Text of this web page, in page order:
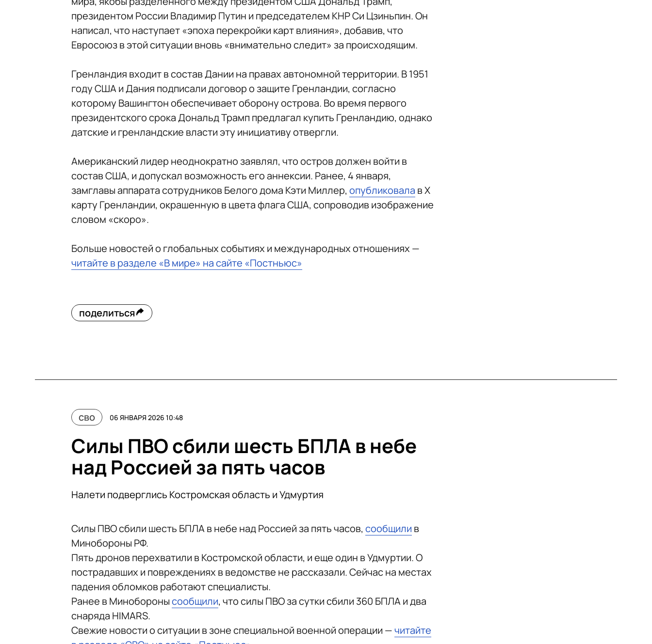
президентом России Владимир Путин и председателем КНР Си Цзиньпин. Он
написал, что наступает «эпоха перекройки карт влияния», добавив, что
Евросоюз в этой ситуации вновь «внимательно следит» за происходящим.
Гренландия входит в состав Дании на правах автономной территории. В 1951
году США и Дания подписали договор о защите Гренландии, согласно
которому Вашингтон обеспечивает оборону острова. Во время первого
президентского срока Дональд Трамп предлагал купить Гренландию, однако
датские и гренландские власти эту инициативу отвергли.
Американский лидер неоднократно заявлял, что остров должен войти в
состав США, и допускал возможность его аннексии. Ранее, 4 января,
замглавы аппарата сотрудников Белого дома Кэти Миллер, опубликовала в X
карту Гренландии, окрашенную в цвета флага США, сопроводив изображение
словом «скоро».
Больше новостей о глобальных событиях и международных отношениях —
читайте в разделе «В мире» на сайте «Постньюс»
поделиться
сво 06 ЯНВАРЯ 2026 10:48
Силы ПВО сбили шесть БПЛА в небе
над Россией за пять часов
Налети подверглись Костромская область и Удмуртия
Силы ПВО сбили шесть БПЛА в небе над Россией за пять часов, сообщили в
Минобороны РФ.
Пять дронов перехватили в Костромской области, и еще один в Удмуртии. О
пострадавших и повреждениях в ведомстве не рассказали. Сейчас на местах
падения обломков работают специалисты.
Ранее в Миноборонысообщили, что силы ПВО за сутки сбили 360 БПЛА и два
снаряда HIMARS.
Свежие новости о ситуации в зоне специальной военной операции —читайте